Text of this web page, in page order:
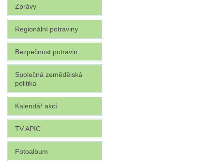
Zprávy
Regionální potraviny
Bezpečnost potravin
Společná zemědělská
politika
Kalendář akcí
TV APIC
Fotoalbum